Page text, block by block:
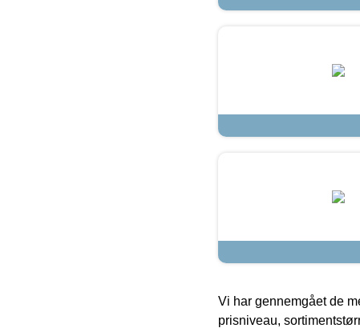
Vi har gennemgået de
prisniveau,